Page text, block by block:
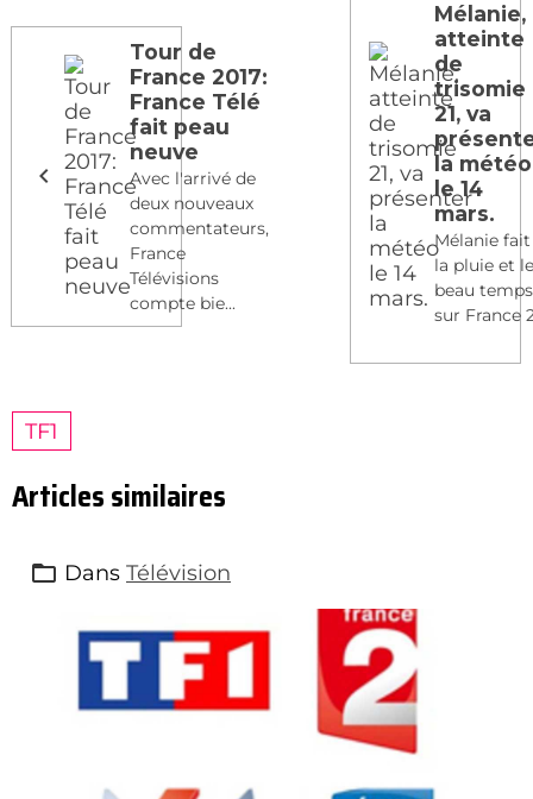
Tour de
France 2017:
France Télé
fait peau
neuve
Avec l'arrivé de
deux nouveaux
commentateurs,
France
Télévisions
compte bie...
Mélanie,
atteinte
de
trisomie
21, va
la météo
le 14
mars.
Mélanie fait
la pluie et
beau temps
sur France
TF1
Articles similaires
Dans Télévision